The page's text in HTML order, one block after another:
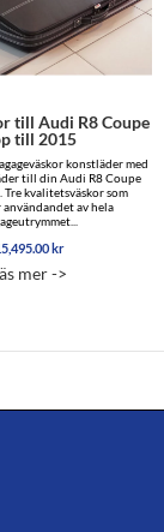
till Audi R8 Coupe
till 2015
konstläder med
till din Audi R8 Coupe
kvalitetsväskor som
användandet av hela
kr
mer ->